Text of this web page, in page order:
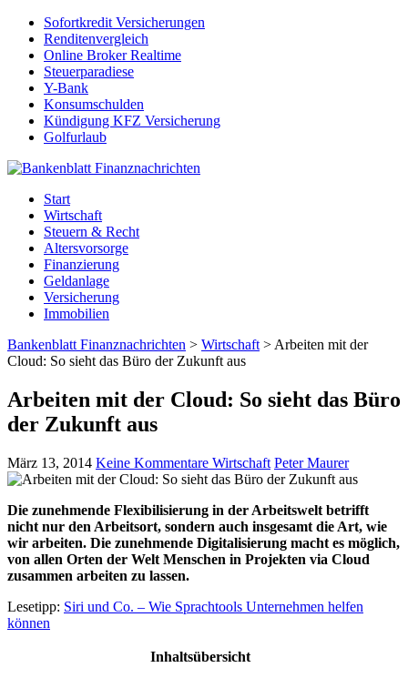
Sofortkredit Versicherungen
Renditenvergleich
Online Broker Realtime
Steuerparadiese
Y-Bank
Konsumschulden
Kündigung KFZ Versicherung
Golfurlaub
Start
Wirtschaft
Steuern & Recht
Altersvorsorge
Finanzierung
Geldanlage
Versicherung
Immobilien
Bankenblatt Finanznachrichten > Wirtschaft > Arbeiten mit der
Cloud: So sieht das Büro der Zukunft aus
Arbeiten mit der Cloud: So sieht das Büro
der Zukunft aus
März 13, 2014 Keine Kommentare Wirtschaft Peter Maurer
Die zunehmende Flexibilisierung in der Arbeitswelt betrifft
nicht nur den Arbeitsort, sondern auch insgesamt die Art, wie
wir arbeiten. Die zunehmende Digitalisierung macht es möglich,
von allen Orten der Welt Menschen in Projekten via Cloud
zusammen arbeiten zu lassen.
Lesetipp: Siri und Co. – Wie Sprachtools Unternehmen helfen
können
Inhaltsübersicht